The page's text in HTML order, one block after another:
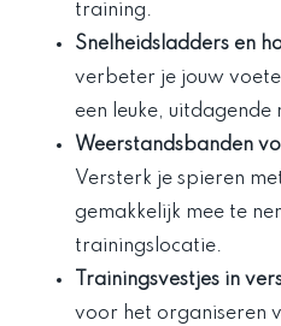
training.
Snelheidsladders en
verbeter je jouw
een leuke, uitdagende
Weerstandsbanden
Versterk je spieren
gemakkelijk mee te
trainingslocatie.
Trainingsvestjes in
voor het organiseren